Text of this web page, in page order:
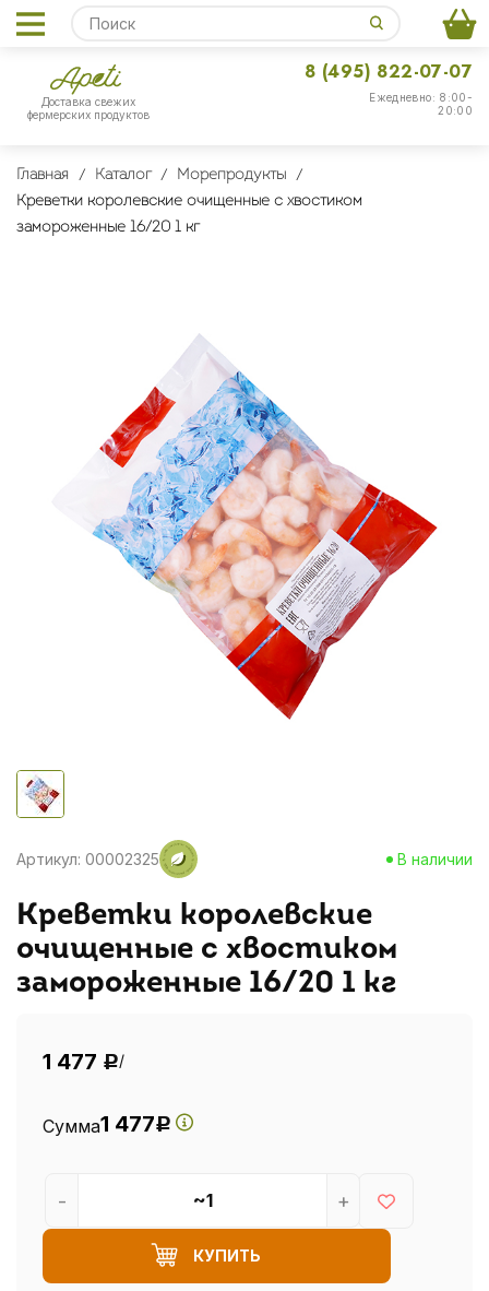
Доставка свежих
фермерских продуктов
Ежедневно: 8:00-
20:00
8 (495) 822-07-07
Главная Каталог
Морепродукты
Креветки королевские очищенные с хвостиком
замороженные 16/20 1 кг
Артикул: 00002325 В наличии
Креветки королевские
очищенные с хвостиком
замороженные 16/20 1 кг
1 477 Р/
Сумма1 477Р
КУПИТЬ
- +